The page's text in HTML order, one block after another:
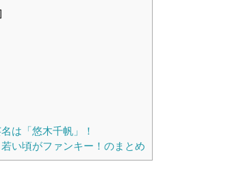
は「悠木千帆」！
い頃がファンキー！のまとめ